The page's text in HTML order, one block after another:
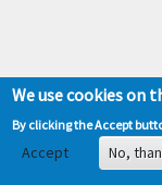
We use cookies on
By clicking the Accept
Accept
No,